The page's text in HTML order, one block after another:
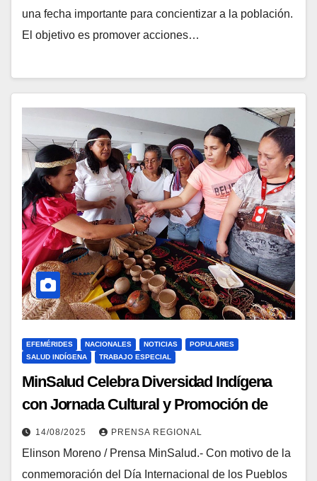
una fecha importante para concientizar a la población.
El objetivo es promover acciones…
EFEMÉRIDES NACIONALES NOTICIAS
POPULARES
SALUD INDÍGENA
TRABAJO ESPECIAL
MinSalud Celebra Diversidad Indígena
con Jornada Cultural y Promoción de
Medicina Ancestral
14/08/2025 PRENSA REGIONAL
Elinson Moreno / Prensa MinSalud.- Con motivo de la
conmemoración del Día Internacional de los Pueblos